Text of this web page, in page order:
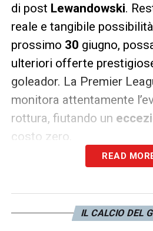
di post Lewandowski.
reale e tangibile
prossimo 30 giugno,
ulteriori offerte
goleador. La Premier
monitora attentamente
rottura, fiutando un
costo zero.
READ
IL CALCIO DEL